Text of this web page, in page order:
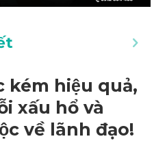
kém hiệu quả,
xấu hổ và
về lãnh đạo!